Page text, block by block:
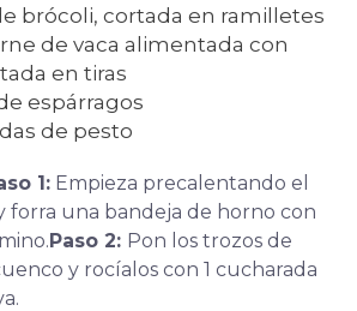
brócoli, cortada en ramilletes
de vaca alimentada con
en tiras
espárragos
de pesto
1: Empieza precalentando el
forra una bandeja de horno con
Paso 2: Pon los trozos de
y rocíalos con 1 cucharada